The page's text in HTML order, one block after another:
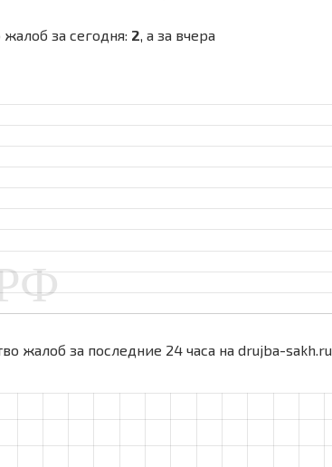
за сегодня: 2, а за вчера
жалоб за последние 24 часа на drujba-sakh.ru